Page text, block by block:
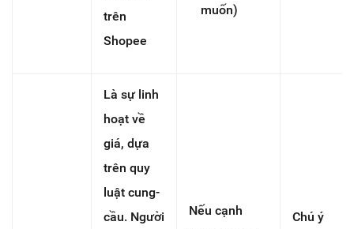
trên
Shopee
muốn)
Là sự linh
hoạt về
giá, dựa
trên quy
luật cung-
cầu. Người
Nếu cạnh
Chú ý